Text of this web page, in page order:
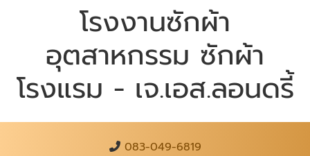
โรงงานซักผ้า
อุตสาหกรรม ซักผ้า
โรงแรม - เจ.เอส.ลอนดรี้
083-049-6819